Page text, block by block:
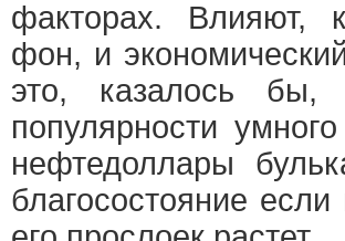
факторах. Влияют,
фон, и
это, казалось бы,
популярности
нефтедоллары
благосостояние